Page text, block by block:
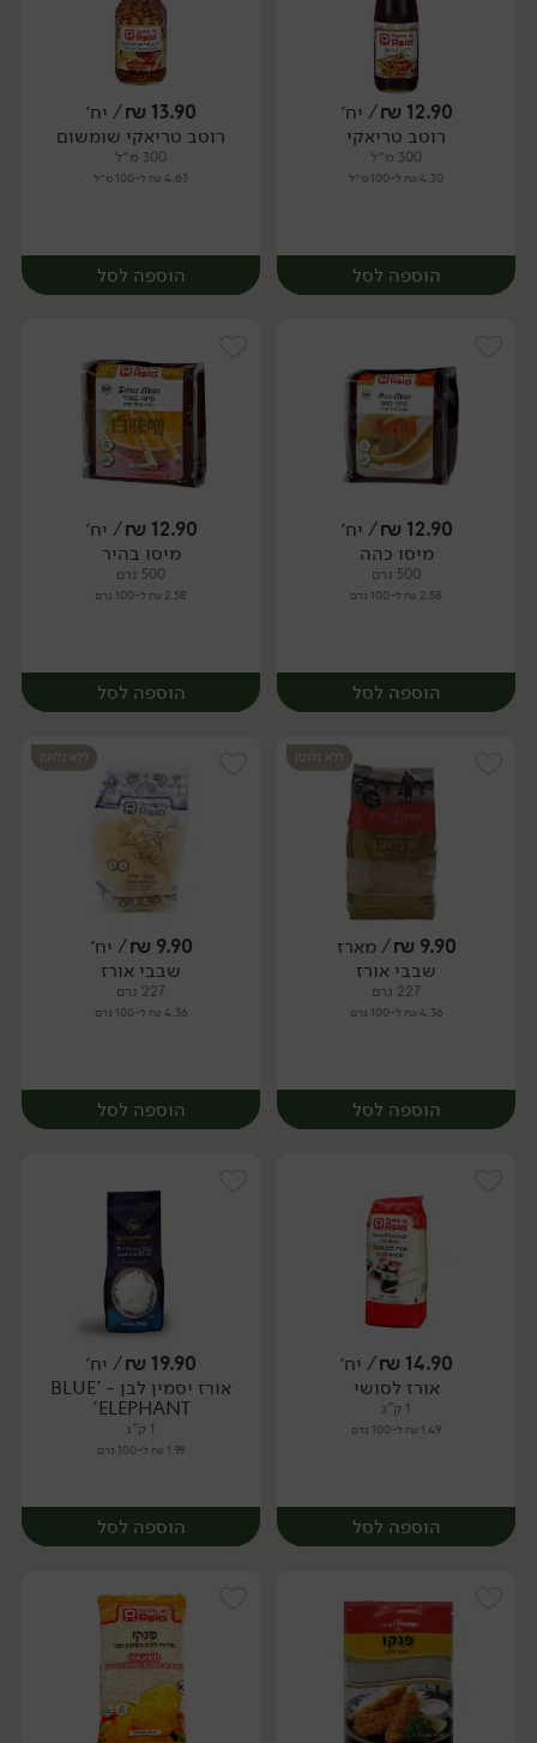
יח׳ יח׳
12.90
₪/ יח׳
רוטב טריאקי
300 מ״ל
4.30 ₪ ל-100 מ״ל
הוספה לסל
יח׳
13.90
₪/ יח׳
רוטב טריאקי שומשום
300 מ״ל
4.63 ₪ ל-100 מ״ל
הוספה לסל
יח׳
12.90
₪/ יח׳
מיסו כהה
500 גרם
2.58 ₪ ל-100 גרם
הוספה לסל
יח׳
12.90
₪/ יח׳
מיסו בהיר
500 גרם
2.58 ₪ ל-100 גרם
הוספה לסל
יח׳
ללא גלוטן
9.90
₪/ מארז
שבבי אורז
227 גרם
4.36 ₪ ל-100 גרם
הוספה לסל
מארז
ללא גלוטן
9.90
₪/ יח׳
שבבי אורז
227 גרם
4.36 ₪ ל-100 גרם
הוספה לסל
יח׳
14.90
₪/ יח׳
אורז לסושי
1 ק"ג
1.49 ₪ ל-100 גרם
הוספה לסל
19.90
₪/ יח׳
אורז יסמין לבן - 'BLUE
ELEPHANT'
1 ק"ג
1.99 ₪ ל-100 גרם
הוספה לסל